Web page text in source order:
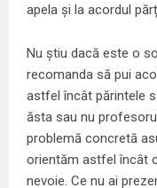
apela și la acordul
Nu știu dacă este o
recomanda să pui
astfel încât părintele
ăsta sau nu
problemă concretă
orientăm astfel încât
nevoie. Ce nu ai